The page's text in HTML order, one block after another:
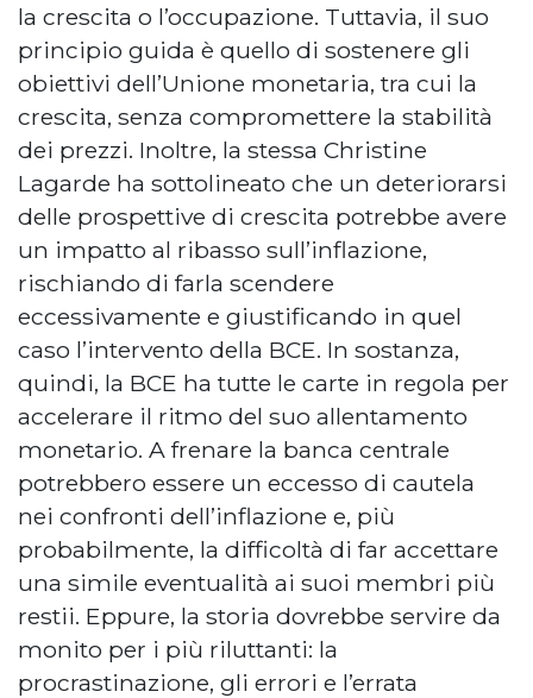
la crescita o l’occupazione. Tuttavia, il suo
principio guida è quello di sostenere gli
obiettivi dell’Unione monetaria, tra cui la
crescita, senza compromettere la stabilità
dei prezzi. Inoltre, la stessa Christine
Lagarde ha sottolineato che un deteriorarsi
delle prospettive di crescita potrebbe avere
un impatto al ribasso sull’inflazione,
rischiando di farla scendere
eccessivamente e giustificando in quel
caso l’intervento della BCE. In sostanza,
quindi, la BCE ha tutte le carte in regola per
accelerare il ritmo del suo allentamento
monetario. A frenare la banca centrale
potrebbero essere un eccesso di cautela
nei confronti dell’inflazione e, più
probabilmente, la difficoltà di far accettare
una simile eventualità ai suoi membri più
restii. Eppure, la storia dovrebbe servire da
monito per i più riluttanti: la
procrastinazione, gli errori e l’errata